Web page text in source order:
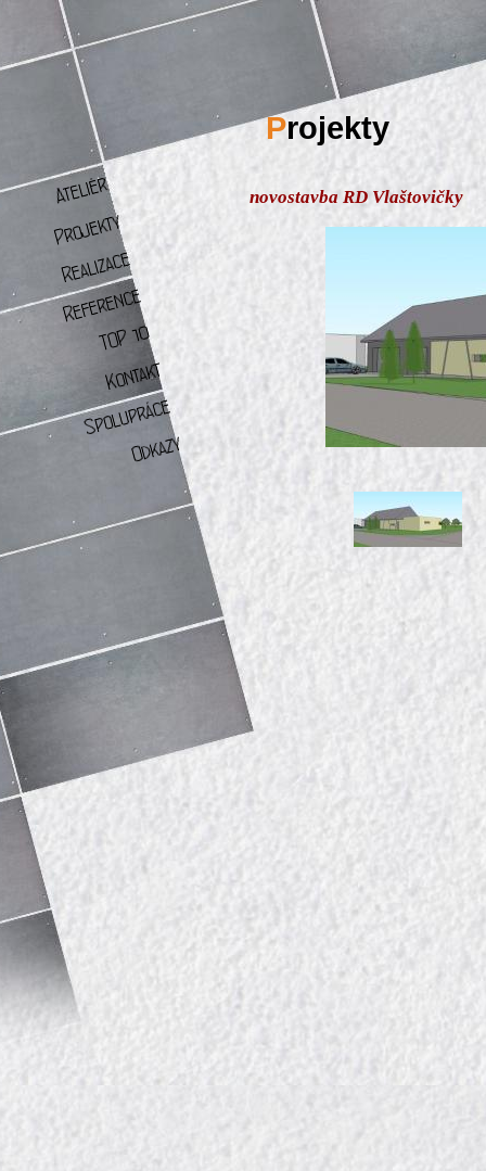
Projekty
novostavba RD Vlaštovičky